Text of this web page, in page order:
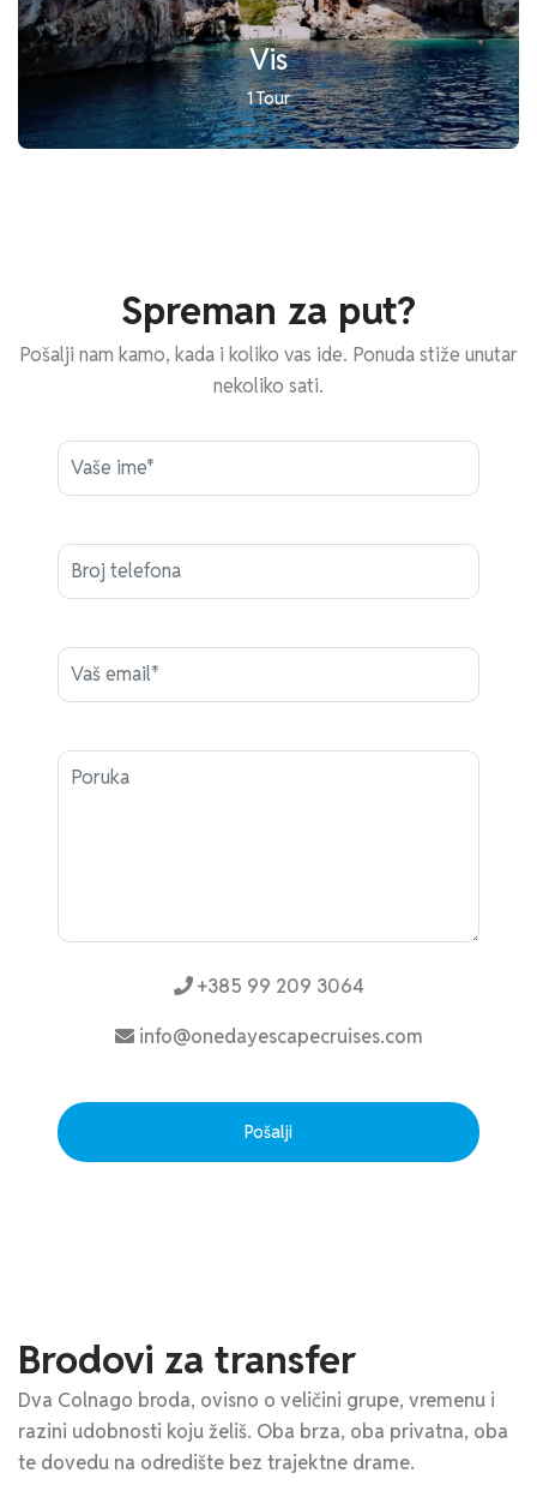
Vis
1 Tour
Spreman za put?
Pošalji nam kamo, kada i koliko vas ide. Ponuda stiže unutar
nekoliko sati.
+385 99 209 3064
info@onedayescapecruises.com
Pošalji
Brodovi za transfer
Dva Colnago broda, ovisno o veličini grupe, vremenu i
razini udobnosti koju želiš. Oba brza, oba privatna, oba
te dovedu na odredište bez trajektne drame.